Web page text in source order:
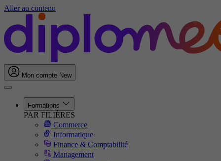
Aller au contenu
Mon compte New
Formations
PAR FILIÈRES
Commerce
Informatique
Finance & Comptabilité
Management